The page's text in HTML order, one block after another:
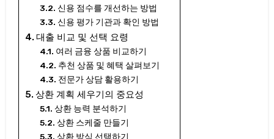
신용 점수를 개선하는 방법
신용 평가 기관과 확인 방법
대출 비교 및 선택 요령
여러 금융 상품 비교하기
추천 상품 및 혜택 살펴보기
전문가 상담 활용하기
상환 계획 세우기의 중요성
상환 능력 분석하기
상환 스케줄 만들기
상환 방식 선택하기